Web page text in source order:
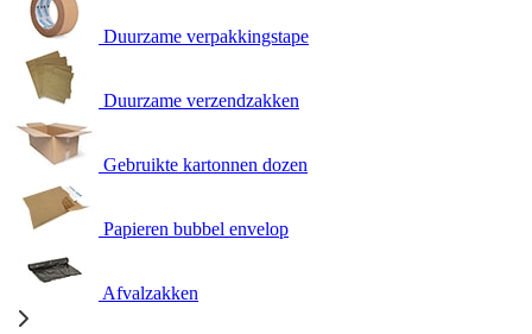
Duurzame verpakkingstape
Duurzame verzendzakken
Gebruikte kartonnen dozen
Papieren bubbel envelop
Afvalzakken